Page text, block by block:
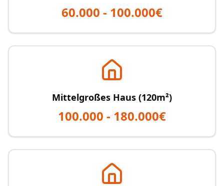
60.000 - 100.000€
Mittelgroßes Haus (120m²)
100.000 - 180.000€